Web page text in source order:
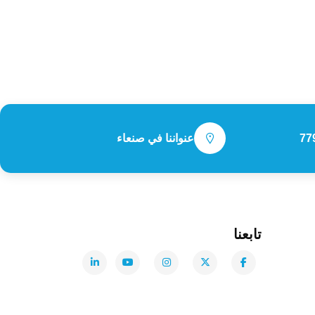
عنواننا في صنعاء
تابعنا